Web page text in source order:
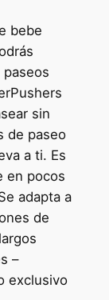
bebe
sin
de paseo
a ti. Es
en pocos
adapta a
de
–
exclusivo